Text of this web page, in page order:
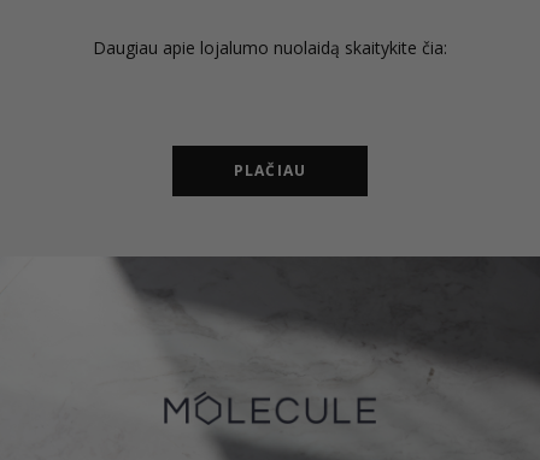
Daugiau apie lojalumo nuolaidą skaitykite čia:
PLAČIAU